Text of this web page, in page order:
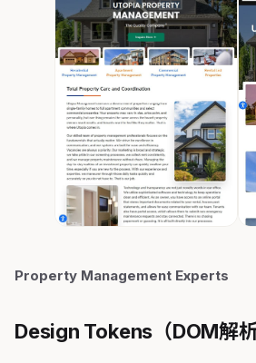
Property Management Experts
Design Tokens（DOM解析